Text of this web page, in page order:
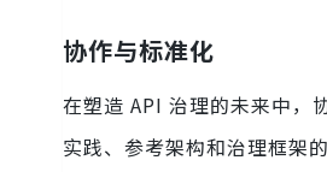
协作与标准化
在塑造 API 治理的未来中，
实践、参考架构和治理框架